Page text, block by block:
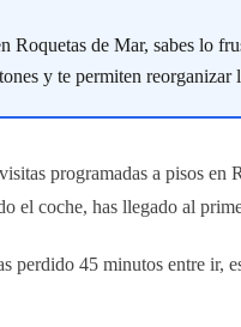
Roquetas de Mar, sabes lo
y te permiten reorganizar
programadas a pisos
el coche, has llegado al
perdido 45 minutos entre ir,